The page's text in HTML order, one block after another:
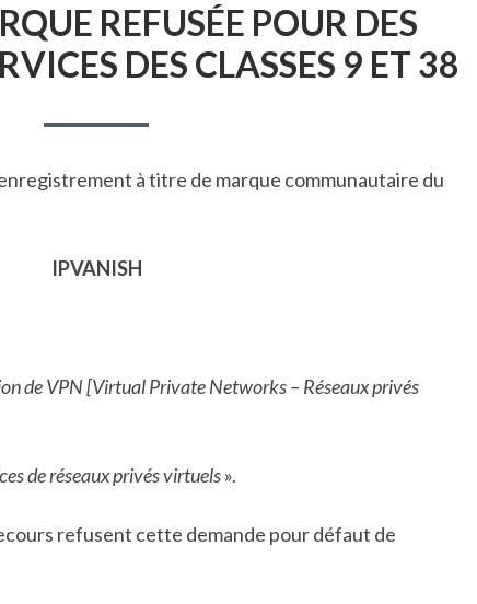
REFUSÉE POUR DES
DES CLASSES 9 ET 38
à titre de marque communautaire du
IPVANISH
de VPN [Virtual Private Networks – Réseaux privés
de réseaux privés virtuels».
refusent cette demande pour défaut de